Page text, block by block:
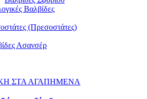
Βαλβίδες
(Πρεσοστάτες)
Ασανσέρ
ΣΤΑ ΑΓΑΠΗΜΕΝΑ